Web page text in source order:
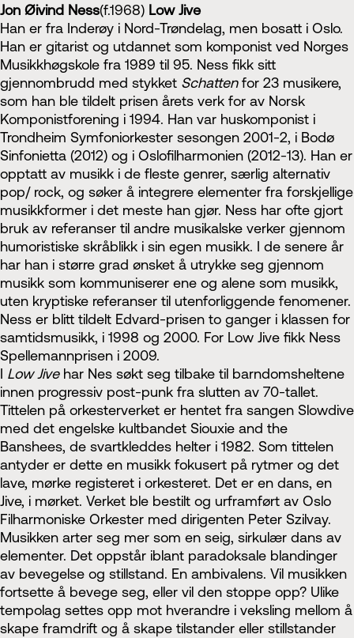
Jon Øivind Ness(f.1968) Low Jive
Han er fra Inderøy i Nord-Trøndelag, men bosatt i Oslo.
Han er gitarist og utdannet som komponist ved Norges
Musikkhøgskole fra 1989 til 95. Ness fikk sitt
gjennombrudd med stykket Schattenfor 23 musikere,
som han ble tildelt prisen årets verk for av Norsk
Komponistforening i 1994. Han var huskomponist i
Trondheim Symfoniorkester sesongen 2001-2, i Bodø
Sinfonietta (2012) og i Oslofilharmonien (2012-13). Han er
opptatt av musikk i de fleste genrer, særlig alternativ
pop/ rock, og søker å integrere elementer fra forskjellige
musikkformer i det meste han gjør. Ness har ofte gjort
bruk av referanser til andre musikalske verker gjennom
humoristiske skråblikk i sin egen musikk. I de senere år
har han i større grad ønsket å utrykke seg gjennom
musikk som kommuniserer ene og alene som musikk,
uten kryptiske referanser til utenforliggende fenomener.
Ness er blitt tildelt Edvard-prisen to ganger i klassen for
samtidsmusikk, i 1998 og 2000. For Low Jive fikk Ness
Spellemannprisen i 2009.
I Low Jive har Nes søkt seg tilbake til barndomsheltene
innen progressiv post-punk fra slutten av 70-tallet.
Tittelen på orkesterverket er hentet fra sangen Slowdive
med det engelske kultbandet Siouxie and the
Banshees, de svartkleddes helter i 1982. Som tittelen
antyder er dette en musikk fokusert på rytmer og det
lave, mørke registeret i orkesteret. Det er en dans, en
Jive, i mørket. Verket ble bestilt og urframført av Oslo
Filharmoniske Orkester med dirigenten Peter Szilvay.
Musikken arter seg mer som en seig, sirkulær dans av
elementer. Det oppstår iblant paradoksale blandinger
av bevegelse og stillstand. En ambivalens. Vil musikken
fortsette å bevege seg, eller vil den stoppe opp? Ulike
tempolag settes opp mot hverandre i veksling mellom å
skape framdrift og å skape tilstander eller stillstander